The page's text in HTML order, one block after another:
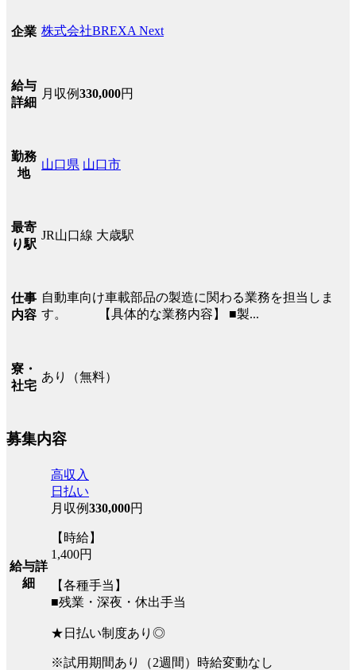
企業 株式会社BREXA Next
給与
詳細
月収例330,000円
勤務
地
山口県 山口市
最寄
り駅
JR山口線 大歳駅
仕事
内容
自動車向け車載部品の製造に関わる業務を担当しま
す。 【具体的な業務内容】 ■製...
寮・
社宅
あり（無料）
募集内容
給与詳
細
高収入
日払い
月収例330,000円
【時給】
1,400円
【各種手当】
■残業・深夜・休出手当
★日払い制度あり◎
※試用期間あり（2週間）時給変動なし